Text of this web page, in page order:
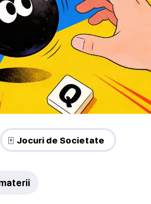
🀄 Jocuri de Societate